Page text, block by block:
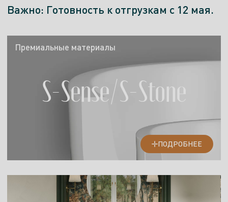
Важно: Готовность к отгрузкам с 12 мая.
Премиальные материалы
S-Sense/S-Stone
ПОДРОБНЕЕ